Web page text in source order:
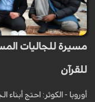
مسيرة للجاليات
للقرآن
أوروبا - الكوثر: احتج